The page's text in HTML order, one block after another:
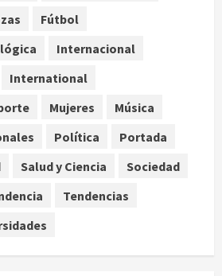
posible saber si una
agosto 6, 2026
XIV no visitará México en su
por América Latina
Fútbol
Internacional
International
Mujeres
Música
Política
Portada
Salud y Ciencia
Sociedad
Tendencias